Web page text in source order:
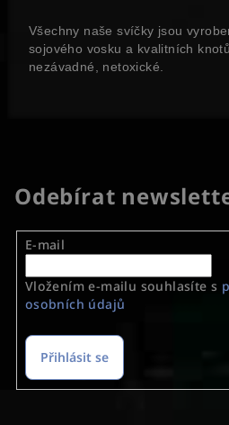
Všechny naše svíčky jsou
sojového vosku a kvalitních
nezávadné, netoxické.
Odebírat
E-mail
Vložením e-mailu souhlasíte s
osobních údajů
Přihlásit se